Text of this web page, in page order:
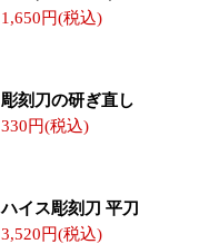
1,650
彫刻刀の研ぎ直し
330
ハイス彫刻刀 平刀
3,520